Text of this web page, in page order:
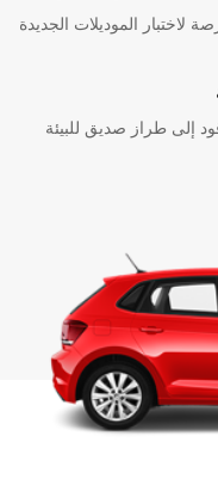
لاختبار الموديلات الجديدة
إلى طراز صديق للبيئة